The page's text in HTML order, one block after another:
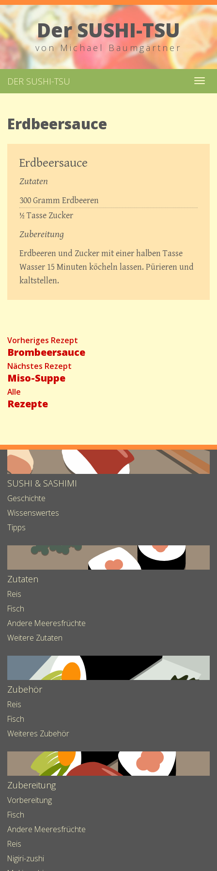
Der SUSHI-TSU
von Michael Baumgärtner
DER SUSHI-TSU
Erdbeersauce
Erdbeersauce
Zutaten
300GrammErdbeeren
½ Tasse Zucker
Zubereitung
Erdbeeren und Zucker mit einer halben Tasse
Wasser 15 Minuten köcheln lassen. Pürieren und
kaltstellen.
Rezeptnavigation
Vorheriges Rezept
Vorheriges
Rezept
Brombeersauce
Nächstes Rezept
Nächstes
Rezept
Miso-Suppe
Alle
Alle
Rezepte
SUSHI & SASHIMI
Geschichte
Wissenswertes
Tipps
Zutaten
Reis
Fisch
Andere Meeresfrüchte
Weitere Zutaten
Zubehör
Reis
Fisch
Weiteres Zubehör
Zubereitung
Vorbereitung
Fisch
Andere Meeresfrüchte
Reis
Nigiri-zushi